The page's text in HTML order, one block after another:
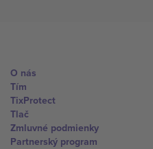
O nás
Tím
TixProtect
Tlač
Zmluvné podmienky
Partnerský program